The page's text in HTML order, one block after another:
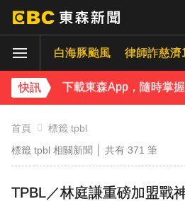
白海豚颱風 律師詐慈濟
快訊
下載東森App，隨時掌
下載東森App，隨時掌
首頁
標籤 tpbl
標籤 tpbl 相關新聞 │ 共有 371 筆
TPBL／林庭謙重磅加盟戰